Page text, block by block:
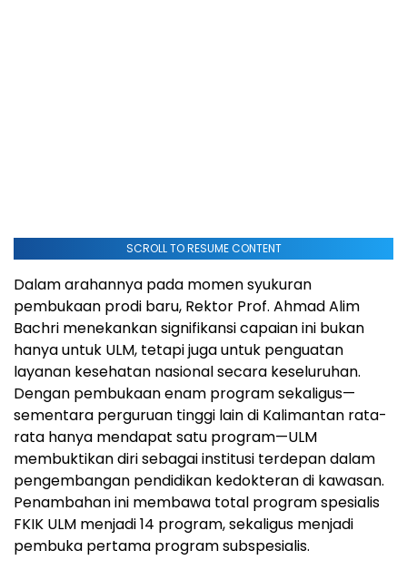
SCROLL TO RESUME CONTENT
Dalam arahannya pada momen syukuran
pembukaan prodi baru, Rektor Prof. Ahmad Alim
Bachri menekankan signifikansi capaian ini bukan
hanya untuk ULM, tetapi juga untuk penguatan
layanan kesehatan nasional secara keseluruhan.
Dengan pembukaan enam program sekaligus—
sementara perguruan tinggi lain di Kalimantan rata-
rata hanya mendapat satu program—ULM
membuktikan diri sebagai institusi terdepan dalam
pengembangan pendidikan kedokteran di kawasan.
Penambahan ini membawa total program spesialis
FKIK ULM menjadi 14 program, sekaligus menjadi
pembuka pertama program subspesialis.